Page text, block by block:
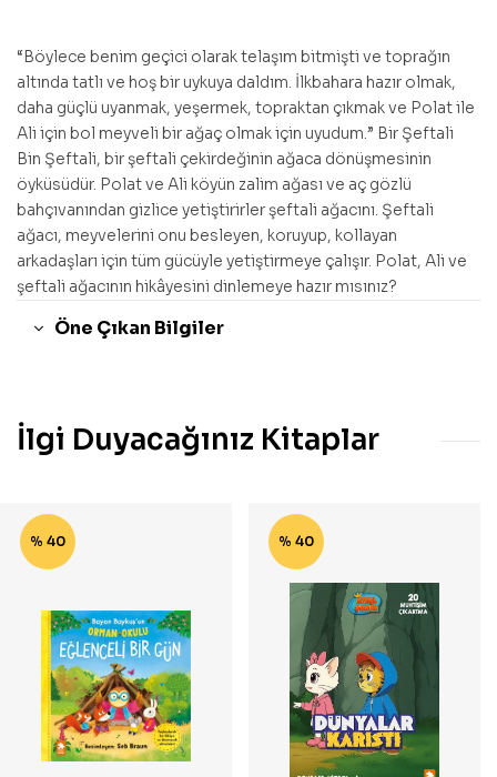
“Böylece benim geçici olarak telaşım bitmişti ve toprağın
altında tatlı ve hoş bir uykuya daldım. İlkbahara hazır olmak,
daha güçlü uyanmak, yeşermek, topraktan çıkmak ve Polat ile
Ali için bol meyveli bir ağaç olmak için uyudum.” Bir Şeftali
Bin Şeftali, bir şeftali çekirdeğinin ağaca dönüşmesinin
öyküsüdür. Polat ve Ali köyün zalim ağası ve aç gözlü
bahçıvanından gizlice yetiştirirler şeftali ağacını. Şeftali
ağacı, meyvelerini onu besleyen, koruyup, kollayan
arkadaşları için tüm gücüyle yetiştirmeye çalışır. Polat, Ali ve
şeftali ağacının hikâyesini dinlemeye hazır mısınız?
Öne Çıkan Bilgiler
İlgi Duyacağınız Kitaplar
% 40 % 40